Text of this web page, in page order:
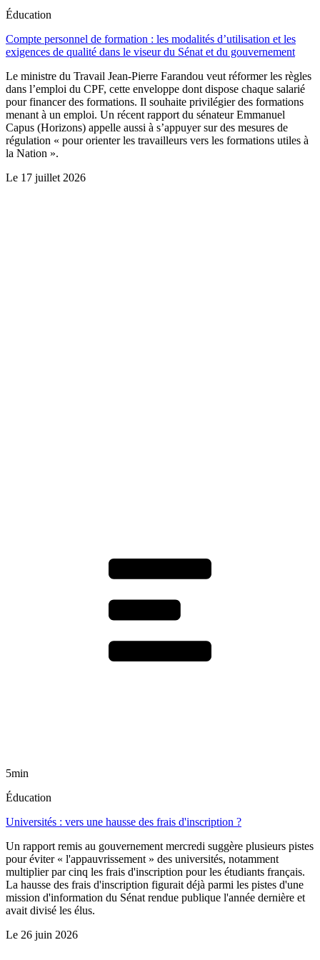
Éducation
Compte personnel de formation : les modalités d’utilisation et les
exigences de qualité dans le viseur du Sénat et du gouvernement
Le ministre du Travail Jean-Pierre Farandou veut réformer les règles
dans l’emploi du CPF, cette enveloppe dont dispose chaque salarié
pour financer des formations. Il souhaite privilégier des formations
menant à un emploi. Un récent rapport du sénateur Emmanuel
Capus (Horizons) appelle aussi à s’appuyer sur des mesures de
régulation « pour orienter les travailleurs vers les formations utiles à
la Nation ».
Le 17 juillet 2026
5min
Éducation
Universités : vers une hausse des frais d'inscription ?
Un rapport remis au gouvernement mercredi suggère plusieurs pistes
pour éviter « l'appauvrissement » des universités, notamment
multiplier par cinq les frais d'inscription pour les étudiants français.
La hausse des frais d'inscription figurait déjà parmi les pistes d'une
mission d'information du Sénat rendue publique l'année dernière et
avait divisé les élus.
Le 26 juin 2026